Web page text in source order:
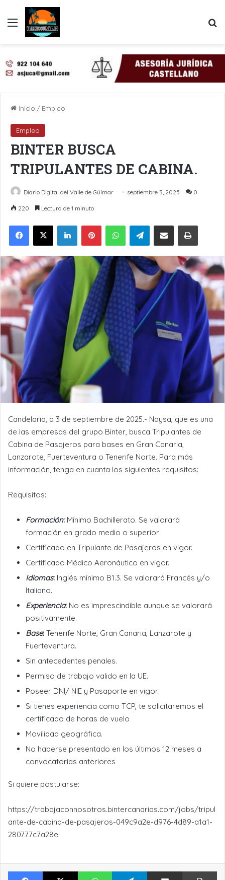
Menú
Inicio / Empleo
Empleo
BINTER BUSCA
TRIPULANTES DE CABINA.
Diario Digital del Valle de Güímar septiembre 3, 2025 0
220 Lectura de 1 minuto
LinkedInPinterestWhatsAppTelegramCompartir por Email Imprimir
Candelaria, a 3 de septiembre de 2025.- Naysa, que es una
de las empresas del grupo Binter, busca Tripulantes de
Cabina de Pasajeros para bases en Gran Canaria,
Lanzarote, Fuerteventura o Tenerife Norte. Para más
información, tenga en cuanta los siguientes requisitos:
Requisitos:
Formación: Mínimo Bachillerato. Se valorará
formación en grado medio o superior
Certificado en Tripulante de Pasajeros en vigor.
Certificado Médico Aeronáutico en vigor.
Idiomas: Inglés mínimo B1.3. Se valorará Francés y/o
Italiano.
Experiencia: No es imprescindible aunque se valorará
positivamente.
Base: Tenerife Norte, Gran Canaria, Lanzarote y
Fuerteventura.
Sin antecedentes penales.
Permiso de trabajo valido en la UE.
Poseer DNI/ NIE y Pasaporte en vigor.
Si tienes experiencia como TCP, te solicitaremos el
certificado de horas de vuelo
Movilidad geográfica.
No haberse presentado en los últimos 12 meses a
convocatorias anteriores
Si quiere postularse:
https://trabajaconnosotros.bintercanarias.com/jobs/tripul
ante-de-cabina-de-pasajeros-049c9a2e-d976-4d89-a1a1-
280777c7a28e
Facebook X WhatsApp Telegram Compartir por Email